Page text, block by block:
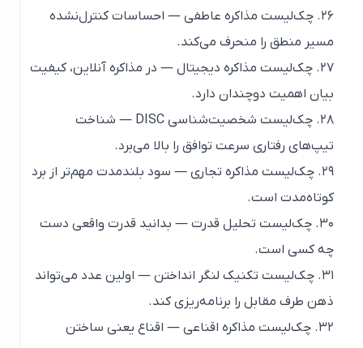
۲۶. چک‌لیست مذاکره عاطفی — احساسات کنترل‌نشده
مسیر منطق را منحرف می‌کند.
۲۷. چک‌لیست مذاکره دیجیتال — در مذاکره آنلاین، کیفیت
بیان اهمیت دوچندان دارد.
۲۸. چک‌لیست شخصیت‌شناسی DISC — شناخت
تیپ‌های رفتاری سرعت توافق را بالا می‌برد.
۲۹. چک‌لیست مذاکره تجاری — سود بلندمدت مهم‌تر از برد
کوتاه‌مدت است.
۳۰. چک‌لیست تحلیل قدرت — بدانید قدرت واقعی دست
چه کسی است.
۳۱. چک‌لیست تکنیک لنگر انداختن — اولین عدد می‌تواند
ذهن طرف مقابل را برنامه‌ریزی کند.
۳۲. چک‌لیست مذاکره اقناعی — اقناع یعنی ساختن